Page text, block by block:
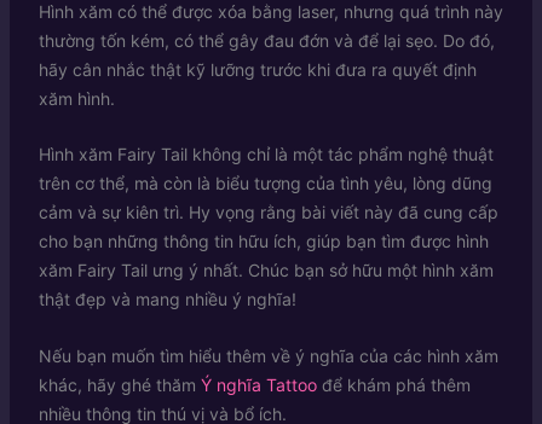
Hình xăm có thể được xóa bằng laser, nhưng quá trình này
thường tốn kém, có thể gây đau đớn và để lại sẹo. Do đó,
hãy cân nhắc thật kỹ lưỡng trước khi đưa ra quyết định
xăm hình.
Hình xăm Fairy Tail không chỉ là một tác phẩm nghệ thuật
trên cơ thể, mà còn là biểu tượng của tình yêu, lòng dũng
cảm và sự kiên trì. Hy vọng rằng bài viết này đã cung cấp
cho bạn những thông tin hữu ích, giúp bạn tìm được hình
xăm Fairy Tail ưng ý nhất. Chúc bạn sở hữu một hình xăm
thật đẹp và mang nhiều ý nghĩa!
Nếu bạn muốn tìm hiểu thêm về ý nghĩa của các hình xăm
khác, hãy ghé thăm Ý nghĩa Tattoođể khám phá thêm
nhiều thông tin thú vị và bổ ích.